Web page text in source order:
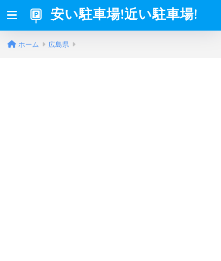
安い駐車場!近い駐車場!
ホーム 広島県